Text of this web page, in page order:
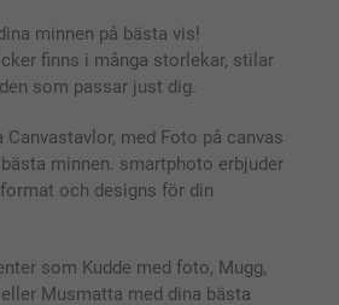
minnen på bästa vis!
finns i många storlekar, stilar
som passar just dig.
Canvastavlor, med Foto på canvas
minnen. smartphoto erbjuder
och designs för din
som Kudde med foto, Mugg,
Musmatta med dina bästa